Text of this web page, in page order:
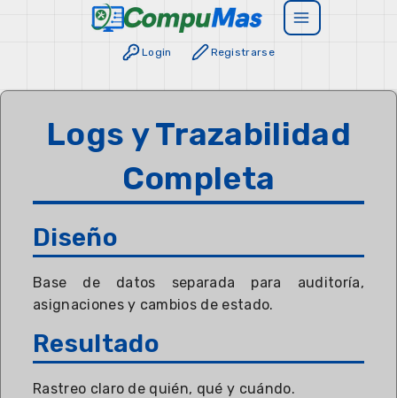
Login Registrarse
Logs y Trazabilidad
Completa
Diseño
Base de datos separada para auditoría,
asignaciones y cambios de estado.
Resultado
Rastreo claro de quién, qué y cuándo.